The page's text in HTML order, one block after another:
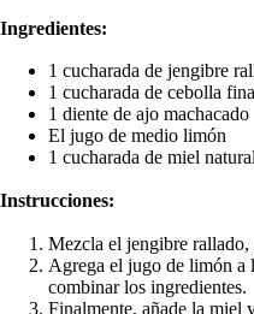
Ingredientes:
1 cucharada de jengibre
1 cucharada de cebolla
1 diente de ajo machacado
El jugo de medio limón
1 cucharada de miel natural
Instrucciones:
Mezcla el jengibre
Agrega el jugo de limón a
combinar los ingredientes.
Finalmente, añade la miel